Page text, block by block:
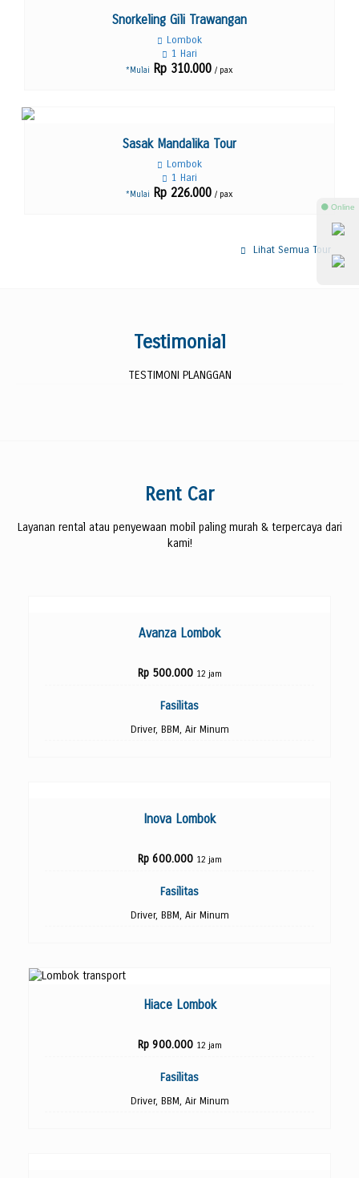
Snorkeling Gili Trawangan
Lombok
1 Hari
*Mulai Rp 310.000 / pax
Sasak Mandalika Tour
Lombok
1 Hari
*Mulai Rp 226.000 / pax
Lihat Semua Tour
Testimonial
TESTIMONI PLANGGAN
Rent Car
Layanan rental atau penyewaan mobil paling murah & terpercaya dari
kami!
Avanza Lombok
Rp 500.000 12 jam
Fasilitas
Driver, BBM, Air Minum
Inova Lombok
Rp 600.000 12 jam
Fasilitas
Driver, BBM, Air Minum
Hiace Lombok
Rp 900.000 12 jam
Fasilitas
Driver, BBM, Air Minum
⚫ Online